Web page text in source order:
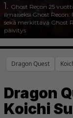
1. Ghost Recon 25
ilmaiseksi Ghost Recon:
sekä merkittävä Ghost
päivitys
Dragon Quest
Dragon
Koichi